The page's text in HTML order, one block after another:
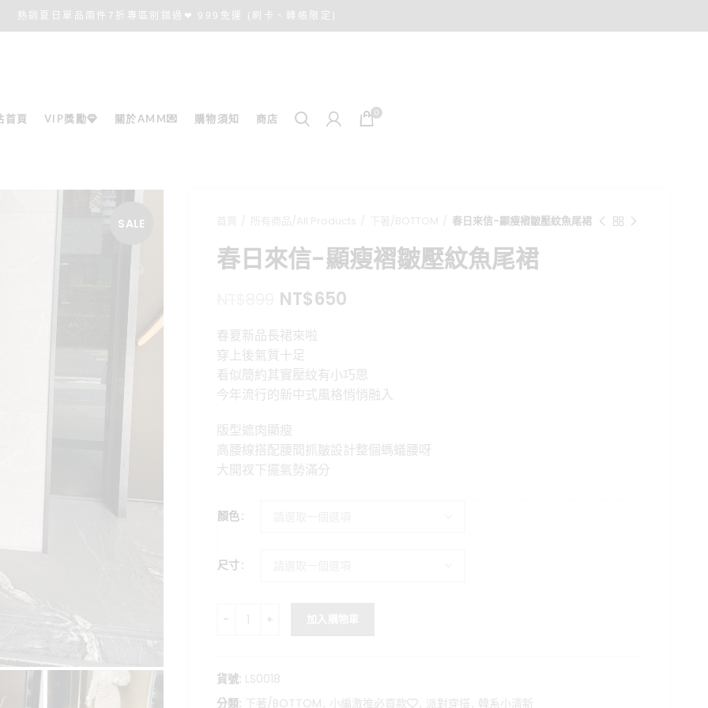
熱銷夏日單品兩件7折專區別錯過❤ 999免運 (刷卡、轉帳限定)
首頁 VIP獎勵💎 關於AMM💌 購物須知 商店 0
SALE 春日來信-顯瘦褶皺壓紋魚尾裙
春日來信-顯瘦褶皺壓紋魚尾裙
原
價
格：
NT$899。
NT$650目
NT$650。
春夏新品長裙來啦
穿上後氣質十足
看似簡約其實壓紋有小巧思
今年流行的新中式風格悄悄融入
版型遮肉顯瘦
高腰線搭配腰間抓皺設計整個螞蟻腰呀
大開衩下擺氣勢滿分
顏色
尺寸
春日來信-顯瘦褶皺壓紋魚尾裙 數量
貨號: LS0018
分類: 下著/BOTTOM , 小編激推必買款❤️, 派對穿搭 , 韓系小清新